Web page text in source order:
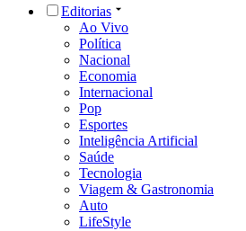
Editorias
Ao Vivo
Política
Nacional
Economia
Internacional
Pop
Esportes
Inteligência Artificial
Saúde
Tecnologia
Viagem & Gastronomia
Auto
LifeStyle